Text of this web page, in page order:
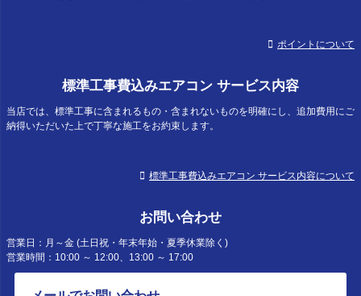
ポイントについて
標準工事費込みエアコン サービス内容
当店では、標準工事に含まれるもの・含まれないものを明確にし、追加費用にご
納得いただいた上で丁寧な施工をお約束します。
標準工事費込みエアコン サービス内容について
お問い合わせ
営業日：月～金 (土日祝・年末年始・夏季休業除く)
営業時間：10:00 ～ 12:00、13:00 ～ 17:00